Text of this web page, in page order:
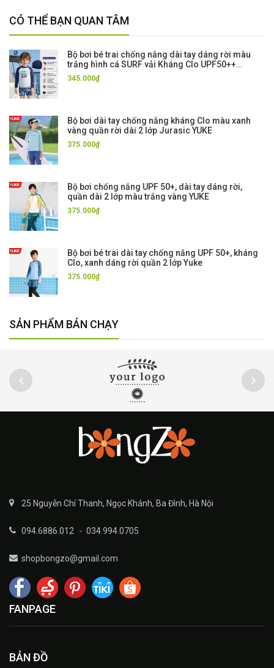
CÓ THỂ BẠN QUAN TÂM
Bộ bơi bé trai chống nắng dài tay dáng rời màu
trắng hình cá SURF vải Kháng Clo UPF50++
Momasong
345.000₫
Bộ bơi dài tay chống nắng kháng Clo màu xanh
vàng quần rời dài 2 lớp Jurasic YUKE
375.000₫
Bộ bơi chống nắng UPF 50+, dài tay dáng rời,
quần dài 2 lớp màu trắng vàng YUKE
375.000₫
Bộ bơi bé trai dài tay chống nắng UPF 50+, kháng
Clo, xanh dáng rời quần 2 lớp Yuke
375.000₫
SẢN PHẨM BÁN CHẠY
25 Nguyễn Chí Thanh, Ngọc Khánh, Ba Đình, Hà Nội
094.6886.012 - 034.994.0705
shopbongzo@gmail.com
FANPAGE
BẢN ĐỒ